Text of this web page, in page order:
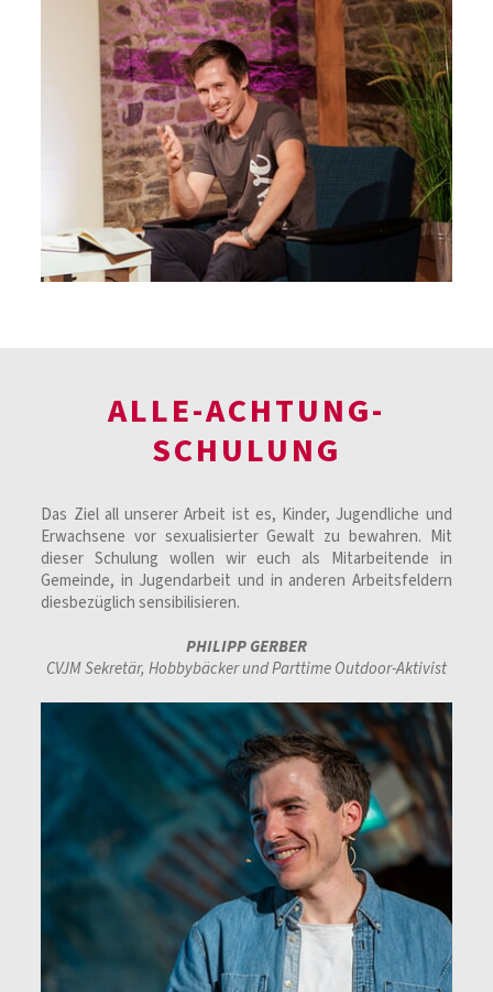
ALLE-ACHTUNG-
SCHULUNG
Das Ziel all unserer Arbeit ist es, Kinder, Jugendliche und
Erwachsene vor sexualisierter Gewalt zu bewahren. Mit
dieser Schulung wollen wir euch als Mitarbeitende in
Gemeinde, in Jugendarbeit und in anderen Arbeitsfeldern
diesbezüglich sensibilisieren.
PHILIPP GERBER
CVJM Sekretär, Hobbybäcker und Parttime Outdoor-Aktivist